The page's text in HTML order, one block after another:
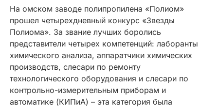
На омском заводе полипропилена «Полиом»
прошел четырехдневный конкурс «Звезды
Полиома». За звание лучших боролись
представители четырех компетенций: лаборанты
химического анализа, аппаратчики химических
производств, слесари по ремонту
технологического оборудования и слесари по
контрольно-измерительным приборам и
автоматике (КИПиА) – эта категория была